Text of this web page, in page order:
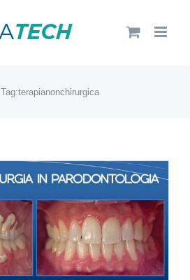
Tag:terapianonchirurgica